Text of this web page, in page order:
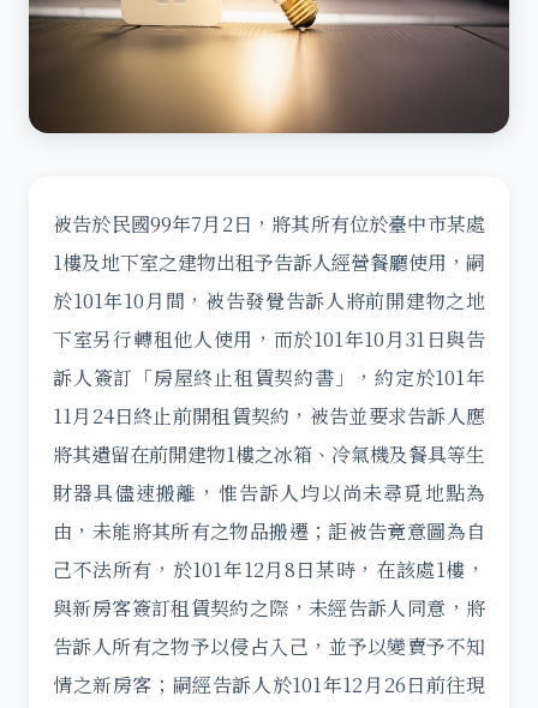
被告於民國99年7月2日，將其所有位於臺中市某處
1樓及地下室之建物出租予告訴人經營餐廳使用，嗣
於101年10月間，被告發覺告訴人將前開建物之地
下室另行轉租他人使用，而於101年10月31日與告
訴人簽訂「房屋終止租賃契約書」，約定於101年
11月24日終止前開租賃契約，被告並要求告訴人應
將其遺留在前開建物1樓之冰箱、冷氣機及餐具等生
財器具儘速搬離，惟告訴人均以尚未尋覓地點為
由，未能將其所有之物品搬遷；詎被告竟意圖為自
己不法所有，於101年12月8日某時，在該處1樓，
與新房客簽訂租賃契約之際，未經告訴人同意，將
告訴人所有之物予以侵占入己，並予以變賣予不知
情之新房客；嗣經告訴人於101年12月26日前往現